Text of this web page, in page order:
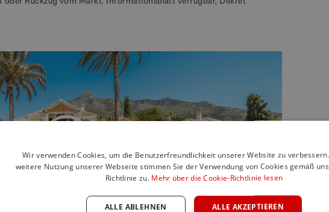
Wir verwenden Cookies, um die Benutzerfreundlichkeit unserer Website zu
weitere Nutzung unserer Webseite stimmen Sie der Verwendung von Cookies gemäß
Richtlinie zu. Mehr über die Cookie-Richtlinie lesen
ALLE AKZEPTIEREN
ALLE ABLEHNEN